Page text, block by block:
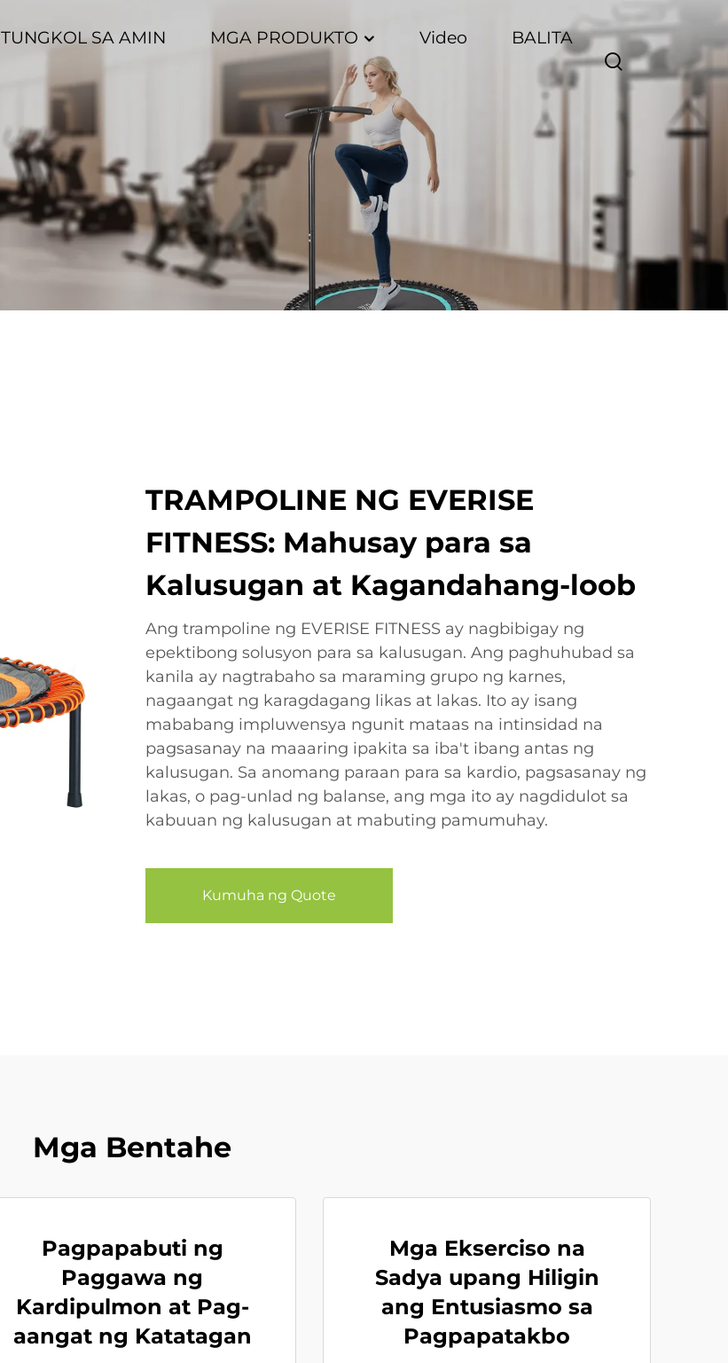
TUNGKOL SA AMIN MGA PRODUKTO Video BALITA
TRAMPOLINE NG EVERISE
FITNESS: Mahusay para sa
Kalusugan at Kagandahang-loob
Ang trampoline ng EVERISE FITNESS ay nagbibigay ng
epektibong solusyon para sa kalusugan. Ang paghuhubad sa
kanila ay nagtrabaho sa maraming grupo ng karnes,
nagaangat ng karagdagang likas at lakas. Ito ay isang
mababang impluwensya ngunit mataas na intinsidad na
pagsasanay na maaaring ipakita sa iba't ibang antas ng
kalusugan. Sa anomang paraan para sa kardio, pagsasanay ng
lakas, o pag-unlad ng balanse, ang mga ito ay nagdidulot sa
kabuuan ng kalusugan at mabuting pamumuhay.
Kumuha ng Quote
Mga Bentahe
Pagpapabuti ng
Paggawa ng
Kardipulmon at Pag-
aangat ng Katatagan
Mga Ekserciso na
Sadya upang Hiligin
ang Entusiasmo sa
Pagpapatakbo